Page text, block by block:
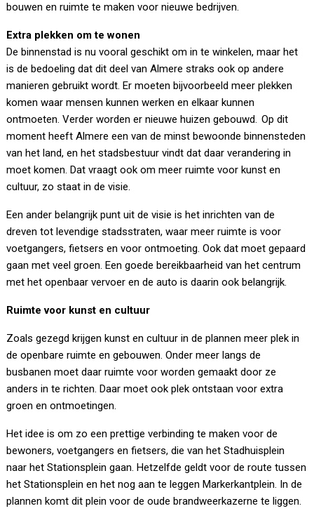
bouwen en ruimte te maken voor nieuwe bedrijven.
Extra plekken om te wonen
De binnenstad is nu vooral geschikt om in te winkelen, maar het
is de bedoeling dat dit deel van Almere straks ook op andere
manieren gebruikt wordt. Er moeten bijvoorbeeld meer plekken
komen waar mensen kunnen werken en elkaar kunnen
ontmoeten. Verder worden er nieuwe huizen gebouwd. Op dit
moment heeft Almere een van de minst bewoonde binnensteden
van het land, en het stadsbestuur vindt dat daar verandering in
moet komen. Dat vraagt ook om meer ruimte voor kunst en
cultuur, zo staat in de visie.
Een ander belangrijk punt uit de visie is het inrichten van de
dreven tot levendige stadsstraten, waar meer ruimte is voor
voetgangers, fietsers en voor ontmoeting. Ook dat moet gepaard
gaan met veel groen. Een goede bereikbaarheid van het centrum
met het openbaar vervoer en de auto is daarin ook belangrijk.
Ruimte voor kunst en cultuur
Zoals gezegd krijgen kunst en cultuur in de plannen meer plek in
de openbare ruimte en gebouwen. Onder meer langs de
busbanen moet daar ruimte voor worden gemaakt door ze
anders in te richten. Daar moet ook plek ontstaan voor extra
groen en ontmoetingen.
Het idee is om zo een prettige verbinding te maken voor de
bewoners, voetgangers en fietsers, die van het Stadhuisplein
naar het Stationsplein gaan. Hetzelfde geldt voor de route tussen
het Stationsplein en het nog aan te leggen Markerkantplein. In de
plannen komt dit plein voor de oude brandweerkazerne te liggen.